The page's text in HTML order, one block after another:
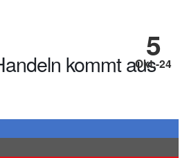
5
Okt.-24
kommt aus